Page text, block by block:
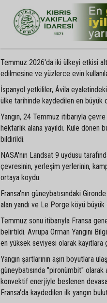
Temmuz 2026'da iki ülkeyi etkisi
edilmesine ve yüzlerce evin
İspanyol yetkililer, Ávila eyaletindeki
ülke tarihinde kaydedilen en büyük
Yangın, 24 Temmuz itibarıyla
hektarlık alana yayıldı. Küle dönen
bildirildi.
NASA'nın Landsat 9 uydusu
çevresinin, yerleşim yerlerinin,
ortaya koydu.
Fransa'nın güneybatısındaki
alan yandı ve Le Porge köyü
Temmuz sonu itibarıyla Fransa
belirtildi. Avrupa Orman Yangını
en yüksek seviyesi olarak kayıtlara
Yangın şartlarının aşırı boyutlara
güneybatısında "pironümbit" olarak
konvektif enerjiyle beslenen
Fransa'da kaydedilen ilk yangın